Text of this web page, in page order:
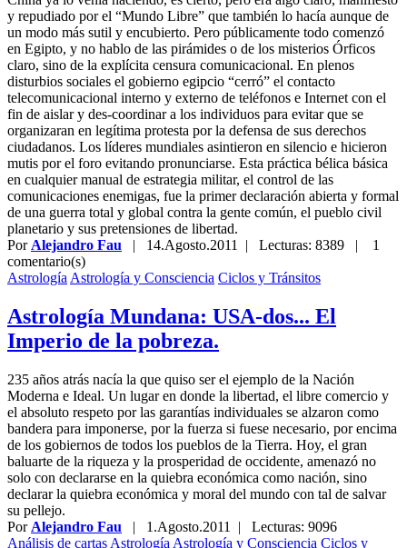
y repudiado por el “Mundo Libre” que también lo hacía aunque de
un modo más sutil y encubierto. Pero públicamente todo comenzó
en Egipto, y no hablo de las pirámides o de los misterios Órficos
claro, sino de la explícita censura comunicacional. En plenos
disturbios sociales el gobierno egipcio “cerró” el contacto
telecomunicacional interno y externo de teléfonos e Internet con el
fin de aislar y des-coordinar a los individuos para evitar que se
organizaran en legítima protesta por la defensa de sus derechos
ciudadanos. Los líderes mundiales asintieron en silencio e hicieron
mutis por el foro evitando pronunciarse. Esta práctica bélica básica
en cualquier manual de estrategia militar, el control de las
comunicaciones enemigas, fue la primer declaración abierta y formal
de una guerra total y global contra la gente común, el pueblo civil
planetario y sus pretensiones de libertad.
Por Alejandro Fau | 14.Agosto.2011 | Lecturas: 8389 |
1
comentario(s)
Astrología Astrología y Consciencia Ciclos y Tránsitos
Astrología Mundana: USA-dos... El
Imperio de la pobreza.
235 años atrás nacía la que quiso ser el ejemplo de la Nación
Moderna e Ideal. Un lugar en donde la libertad, el libre comercio y
el absoluto respeto por las garantías individuales se alzaron como
bandera para imponerse, por la fuerza si fuese necesario, por encima
de los gobiernos de todos los pueblos de la Tierra. Hoy, el gran
baluarte de la riqueza y la prosperidad de occidente, amenazó no
solo con declararse en la quiebra económica como nación, sino
declarar la quiebra económica y moral del mundo con tal de salvar
su pellejo.
Por Alejandro Fau | 1.Agosto.2011
| Lecturas: 9096
Análisis de cartas Astrología Astrología y Consciencia Ciclos y